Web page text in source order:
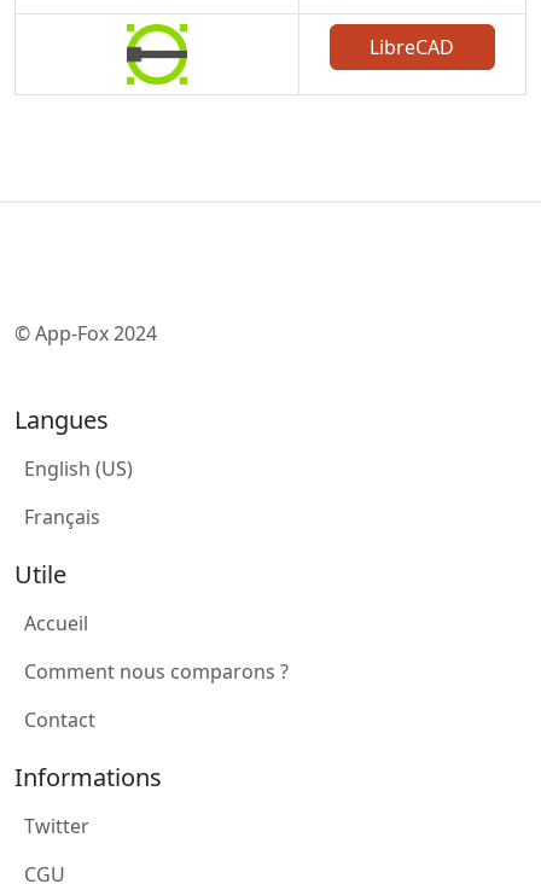
LibreCAD
© App-Fox 2024
Langues
English (US)
Français
Utile
Accueil
Comment nous comparons ?
Contact
Informations
Twitter
CGU